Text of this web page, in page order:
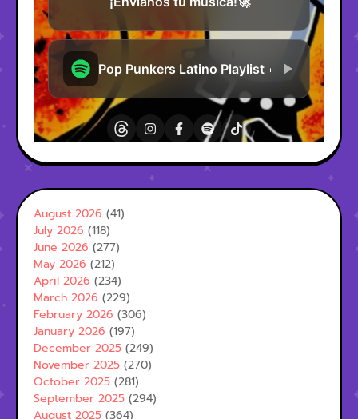
August 2026 (41)
July 2026 (118)
June 2026 (277)
May 2026 (212)
April 2026 (234)
March 2026 (229)
February 2026 (306)
January 2026 (197)
December 2025 (249)
November 2025 (270)
October 2025 (281)
September 2025 (294)